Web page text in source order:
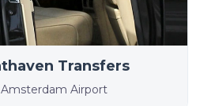
Transfers
Airport